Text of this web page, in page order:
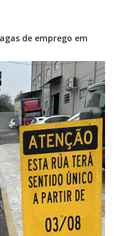
de emprego em